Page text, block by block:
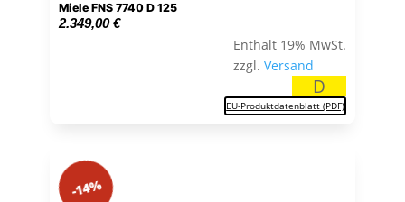
Miele FNS 7740 D 125
2.349,00€
Enthält 19% MwSt.
zzgl.Versand
D
EU-Produktdatenblatt (PDF)
-14%